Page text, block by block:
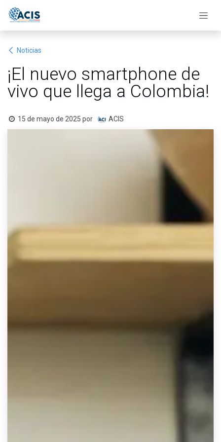
Noticias
¡El nuevo smartphone de
vivo que llega a Colombia!
15 de mayo de 2025 por ACIS